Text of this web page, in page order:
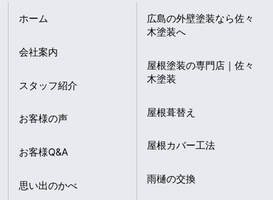
ホーム
会社案内
スタッフ紹介
お客様の声
お客様Q&A
思い出のかべ
広島の外壁塗装なら佐々
木塗装へ
屋根塗装の専門店｜佐々
木塗装
屋根葺替え
屋根カバー工法
雨樋の交換